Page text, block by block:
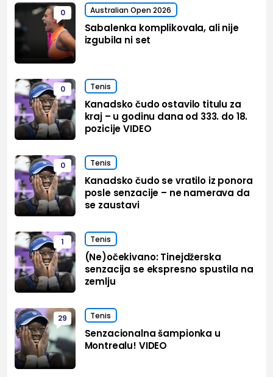
0 Australian Open 2026
Sabalenka komplikovala, ali nije
izgubila ni set
0 Tenis
Kanadsko čudo ostavilo titulu za
kraj – u godinu dana od 333. do 18.
pozicije VIDEO
0 Tenis
Kanadsko čudo se vratilo iz ponora
posle senzacije – ne namerava da
se zaustavi
1 Tenis
(Ne)očekivano: Tinejdžerska
senzacija se ekspresno spustila na
zemlju
29 Tenis
Senzacionalna šampionka u
Montrealu! VIDEO